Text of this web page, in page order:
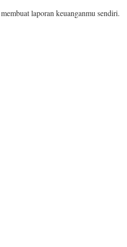
laporan keuanganmu sendiri.